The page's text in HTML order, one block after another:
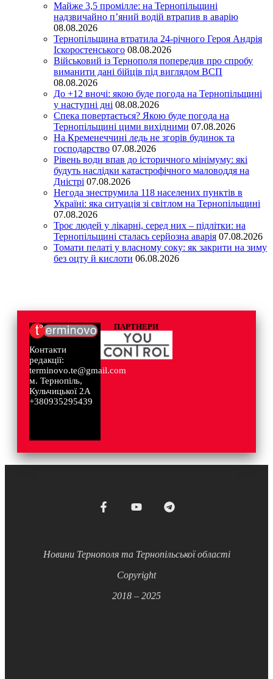
Майже 3,5 промілле: на Тернопільщині
надзвичайно п’яний водій втрапив в аварію
08.08.2026
Тернопільщина втратила 24-річного Героя Андрія
Іскоростенського 08.08.2026
Військовий із Тернополя попередив про спробу
виманити дані бійців під виглядом ВСП
08.08.2026
До +12 вночі: якою буде погода на Тернопільщині
у наступні дні 08.08.2026
Спека повертається? Якою буде погода на
Тернопільщині цими вихідними 07.08.2026
На Кременеччині ледь не згорів будинок та
господарство 07.08.2026
Рівень води впав до історичного мінімуму: які
будуть наслідки катастрофічного маловоддя на
Дністрі 07.08.2026
Негода знеструмила 118 населених пунктів в
Україні: яка ситуація зі світлом на Тернопільщині
07.08.2026
Троє людей у лікарні, серед них – підлітки: на
Тернопільщині сталась серйозна аварія 07.08.2026
Томати пелаті у власному соку: як закрити на зиму
без оцту й кислоти 06.08.2026
Контакти
редакції:
terminovo.te@gmail.com
м. Тернопіль,
Кульчицької 2А
+380935295439
ПАРТНЕРИ
Новини Тернополя та Тернопільської області
Copyright
2018 – 2025